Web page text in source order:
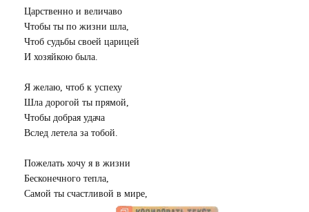
Царственно и величаво
Чтобы ты по жизни шла,
Чтоб судьбы своей царицей
И хозяйкою была.
Я желаю, чтоб к успеху
Шла дорогой ты прямой,
Чтобы добрая удача
Вслед летела за тобой.
Пожелать хочу я в жизни
Бесконечного тепла,
Самой ты счастливой в мире,